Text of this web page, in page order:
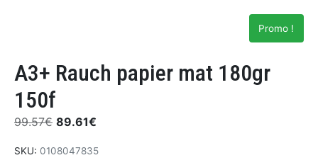
Promo !
A3+ Rauch papier mat 180gr
150f
99.57€ 89.61€
SKU: 0108047835